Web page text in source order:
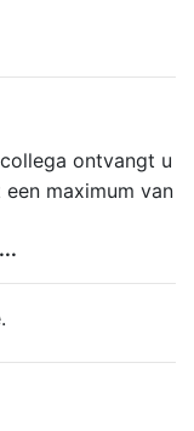
ontvangt u
maximum van